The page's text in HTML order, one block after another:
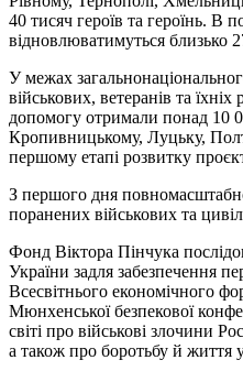
40 тисяч героїв та героїнь. В
відновлюватимуться близько
У межах
військових, ветеранів та
допомогу отримали понад 10
Кропивницькому, Луцьку,
першому етапі розвитку
З першого дня
поранених військових та
Фонд Віктора Пінчука
України задля забезпечення
Всесвітнього економічного
Мюнхенської безпекової
світі про військові злочини
а також про боротьбу й життя